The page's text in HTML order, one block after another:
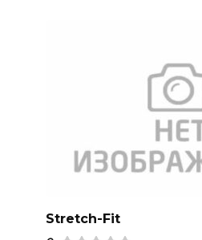
Stretch-Fit